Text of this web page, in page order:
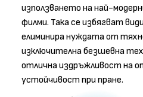
използването на най-
филми. Така се избягват
елиминира нуждата от
изключителна безшевна
отлична издръжливост на
устойчивост при пране.